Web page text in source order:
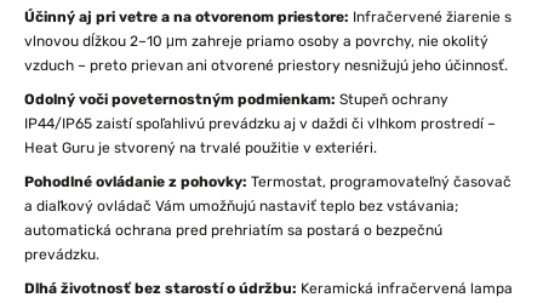
Účinný aj pri vetre a na otvorenom priestore: Infračervené žiarenie s
vlnovou dĺžkou 2–10 μm zahreje priamo osoby a povrchy, nie okolitý
vzduch – preto prievan ani otvorené priestory nesnižujú jeho účinnosť.
Odolný voči poveternostným podmienkam: Stupeň ochrany
IP44/IP65 zaistí spoľahlivú prevádzku aj v daždi či vlhkom prostredí –
Heat Guru je stvorený na trvalé použitie v exteriéri.
Pohodlné ovládanie z pohovky: Termostat, programovateľný časovač
a diaľkový ovládač Vám umožňujú nastaviť teplo bez vstávania;
automatická ochrana pred prehriatím sa postará o bezpečnú
prevádzku.
Dlhá životnosť bez starostí o údržbu: Keramická infračervená lampa